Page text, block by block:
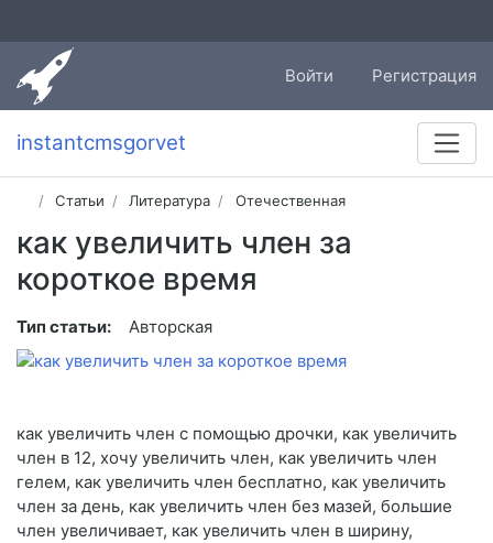
Войти Регистрация
instantcmsgorvet
Статьи Литература Отечественная
как увеличить член за
короткое время
Тип статьи: Авторская
как увеличить член с помощью дрочки, как увеличить
член в 12, хочу увеличить член, как увеличить член
гелем, как увеличить член бесплатно, как увеличить
член за день, как увеличить член без мазей, большие
член увеличивает, как увеличить член в ширину,